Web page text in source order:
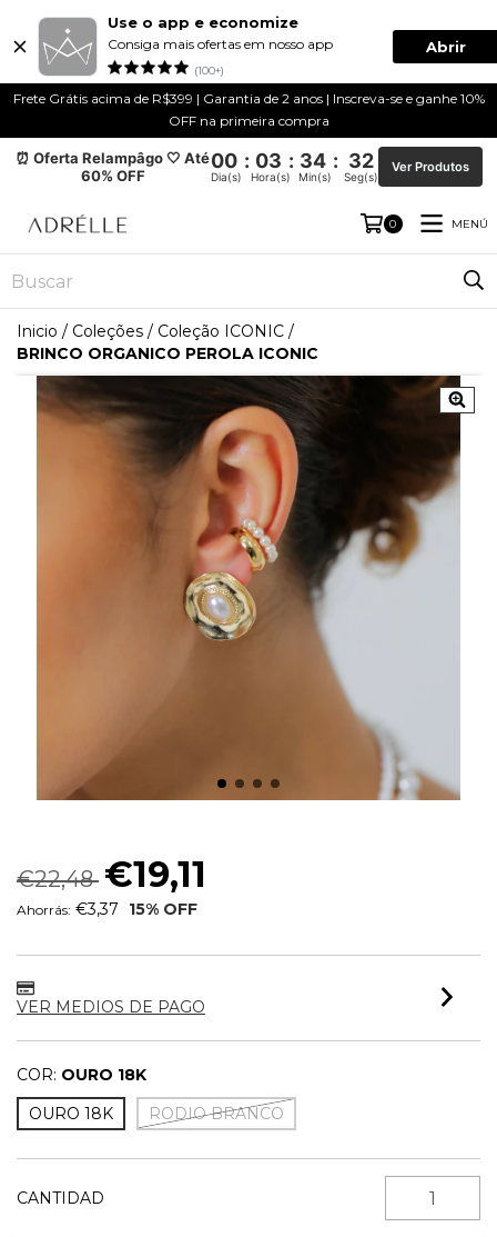
Use o app e economize
Consiga mais ofertas em nosso app
(100+)
Abrir
Frete Grátis acima de R$399 | Garantia de 2 anos | Inscreva-se e ganhe 10%
OFF na primeira compra
⏰ Oferta Relampâgo 🤍 Até
60% OFF
00 : 03 : 34 : 31
Dia(s) Hora(s) Min(s) Seg(s)
Ver Produtos
0 MENÚ
Inicio / Coleções / Coleção ICONIC /
BRINCO ORGANICO PEROLA ICONIC
€22,48 €19,11
Ahorrás: €3,37 15% OFF
VER MEDIOS DE PAGO
COR: OURO 18K
OURO 18K
RODIO BRANCO
CANTIDAD